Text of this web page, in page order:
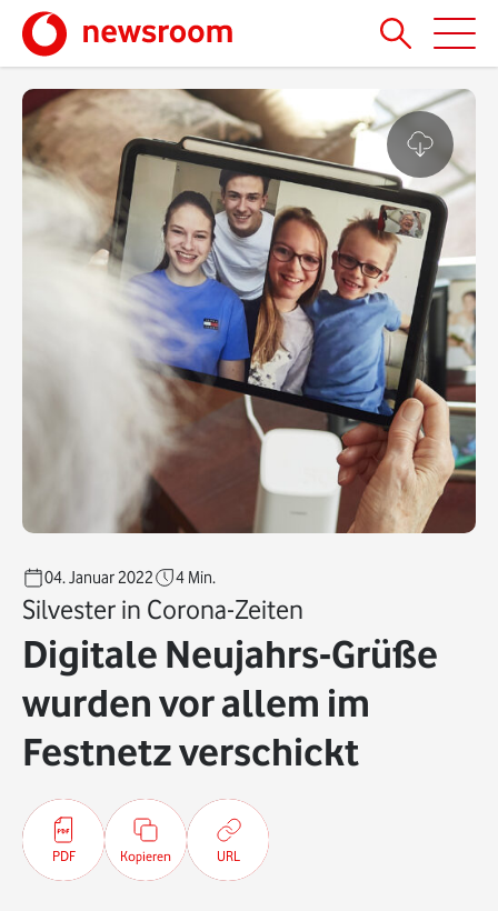
04. Januar 2022 4 Min.
Silvester in Corona-Zeiten
Digitale Neujahrs-Grüße
wurden vor allem im
Festnetz verschickt
PDF Kopieren URL